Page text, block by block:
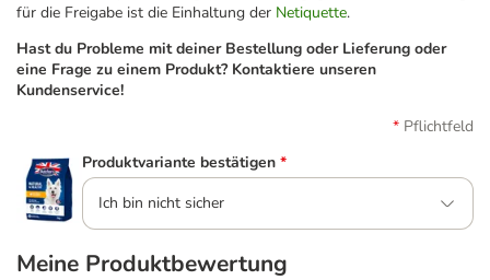
für die Freigabe ist die Einhaltung der Netiquette.
Hast du Probleme mit deiner Bestellung oder Lieferung oder
eine Frage zu einem Produkt? Kontaktiere unseren
Kundenservice!
Pflichtfeld
Produktvariante bestätigen *
Ich bin nicht sicher
Meine Produktbewertung